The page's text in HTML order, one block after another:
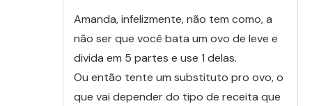
Amanda, infelizmente, não tem como, a
não ser que você bata um ovo de leve e
divida em 5 partes e use 1 delas.
Ou então tente um substituto pro ovo, o
que vai depender do tipo de receita que